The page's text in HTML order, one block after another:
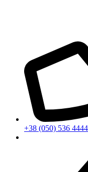
+38 (050) 536 4444